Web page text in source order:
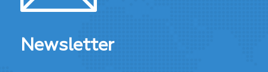
Newsletter